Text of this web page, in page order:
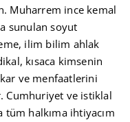
Muharrem ince kemal
sunulan soyut
ilim bilim ahlak
kısaca kimsenin
ve menfaatlerini
Cumhuriyet ve istiklal
tüm halkıma ihtiyacım